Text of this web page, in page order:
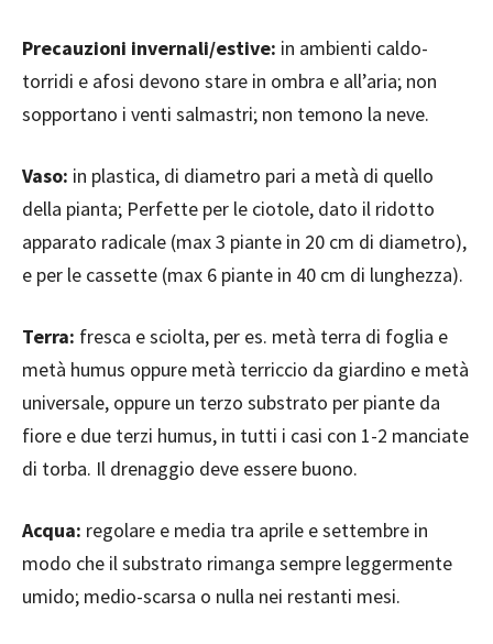
Precauzioni invernali/estive: in ambienti caldo-
torridi e afosi devono stare in ombra e all’aria; non
sopportano i venti salmastri; non temono la neve.
Vaso: in plastica, di diametro pari a metà di quello
della pianta; Perfette per le ciotole, dato il ridotto
apparato radicale (max 3 piante in 20 cm di diametro),
e per le cassette (max 6 piante in 40 cm di lunghezza).
Terra: fresca e sciolta, per es. metà terra di foglia e
metà humus oppure metà terriccio da giardino e metà
universale, oppure un terzo substrato per piante da
fiore e due terzi humus, in tutti i casi con 1-2 manciate
di torba. Il drenaggio deve essere buono.
Acqua: regolare e media tra aprile e settembre in
modo che il substrato rimanga sempre leggermente
umido; medio-scarsa o nulla nei restanti mesi.